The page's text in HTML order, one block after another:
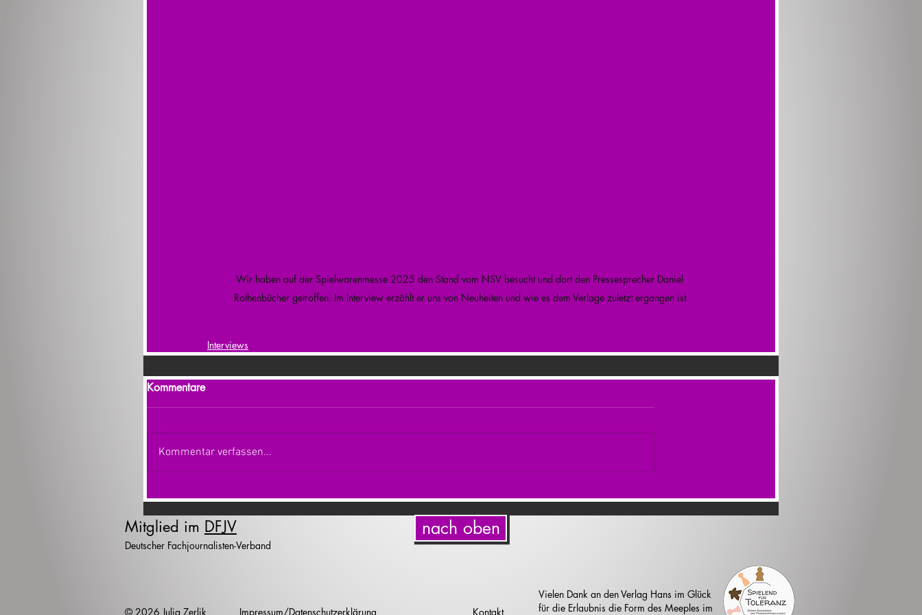
Wir haben auf der Spielwarenmesse 2025 den Stand vom NSV besucht und dort den Pressesprecher Daniel
Rothenbücher getroffen. Im Interview erzählt er uns von Neuheiten und wie es dem Verlage zuletzt ergangen ist.
Interviews
Kommentare
Kommentar verfassen...
Mitglied im DFJV
Deutscher Fachjournalisten-Verband
nach oben
© 2026 Julia Zerlik Impressum/Datenschutzerklärung Kontakt
Vielen Dank an den Verlag Hans im Glück
für die Erlaubnis die Form des Meeples im